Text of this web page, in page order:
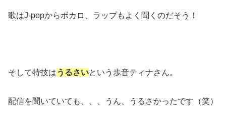
歌はJ-popからボカロ、ラップもよく聞くのだそう！
そして特技はうるさいという歩音ティナさん。
配信を聞いていても、、、うん、うるさかったです（笑）